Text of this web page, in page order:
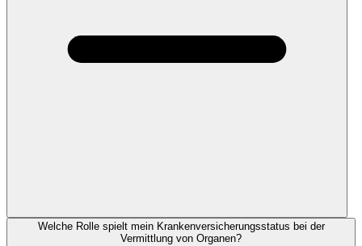
Welche Rolle spielt mein Krankenversicherungsstatus bei der
Vermittlung von Organen?